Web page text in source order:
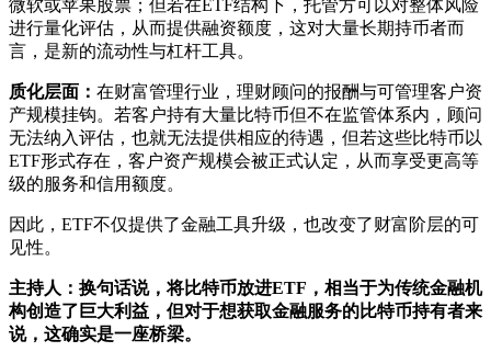
微软或苹果股票；但若在ETF结构下，托管方可以对整体风险
进行量化评估，从而提供融资额度，这对大量长期持币者而
言，是新的流动性与杠杆工具。
质化层面： 在财富管理行业，理财顾问的报酬与可管理客户资
产规模挂钩。若客户持有大量比特币但不在监管体系内，顾问
无法纳入评估，也就无法提供相应的待遇，但若这些比特币以
ETF形式存在，客户资产规模会被正式认定，从而享受更高等
级的服务和信用额度。
因此，ETF不仅提供了金融工具升级，也改变了财富阶层的可
见性。
主持人：换句话说，将比特币放进ETF，相当于为传统金融机
构创造了巨大利益，但对于想获取金融服务的比特币持有者来
说，这确实是一座桥梁。